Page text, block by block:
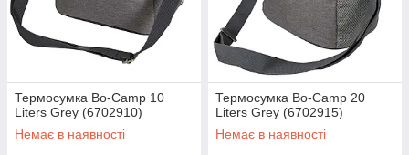
Термосумка Bo-Camp 10
Liters Grey (6702910)
Немає в наявності
Термосумка Bo-Camp 20
Liters Grey (6702915)
Немає в наявності